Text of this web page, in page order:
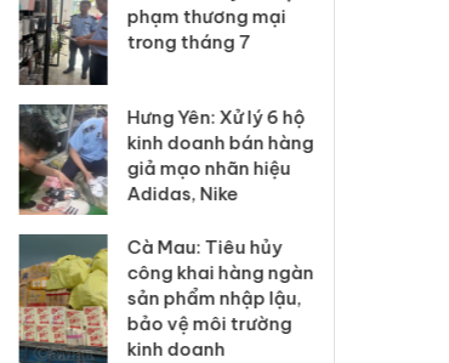
phạm thương mại
trong tháng 7
Hưng Yên: Xử lý 6 hộ
kinh doanh bán hàng
giả mạo nhãn hiệu
Adidas, Nike
Cà Mau: Tiêu hủy
công khai hàng ngàn
sản phẩm nhập lậu,
bảo vệ môi trường
kinh doanh